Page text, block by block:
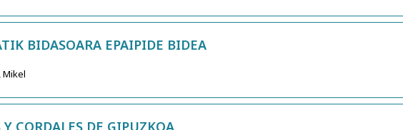
BIDASOARA EPAIPIDE BIDEA
Mikel